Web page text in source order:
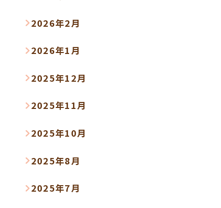
2026年2月
2026年1月
2025年12月
2025年11月
2025年10月
2025年8月
2025年7月